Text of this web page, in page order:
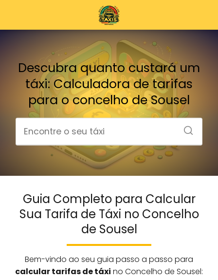
Descubra quanto custará um
táxi: Calculadora de tarifas
para o concelho de Sousel
Guia Completo para Calcular
Sua Tarifa de Táxi no Concelho
de Sousel
Bem-vindo ao seu guia passo a passo para
calcular tarifas de táxi no Concelho de Sousel: